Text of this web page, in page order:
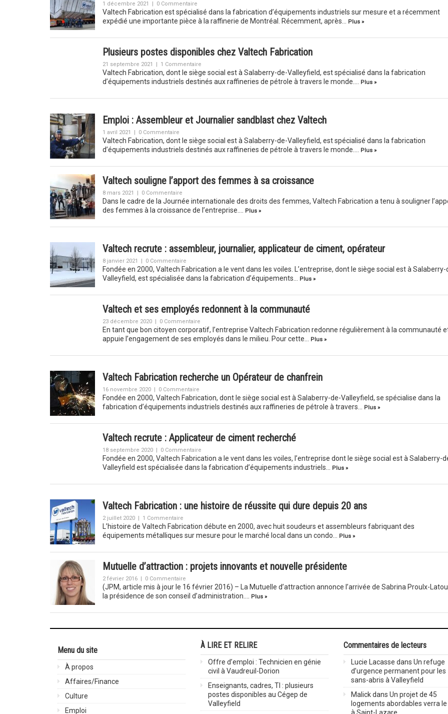
1 décembre 2021 | 0 Commentaire
Valtech Fabrication est spécialisé dans la fabrication d’équipements industriels sur mesure et a récemment
expédié une importante pièce à la raffinerie de Montréal. Récemment, après…
Plus »
Plusieurs postes disponibles chez Valtech Fabrication
21 septembre 2021 | 1 Commentaire
Valtech Fabrication, dont le siège social est à Salaberry-de-Valleyfield, est spécialisé dans la fabrication
d’équipements industriels destinés aux raffineries de pétrole à travers le monde….
Plus »
Emploi : Assembleur et Journalier sandblast chez Valtech
1 avril 2021 | 0 Commentaire
Valtech Fabrication, dont le siège social est à Salaberry-de-Valleyfield, est spécialisé dans la fabrication
d’équipements industriels destinés aux raffineries de pétrole à travers le monde….
Plus »
Valtech souligne l’apport des femmes à sa croissance
8 mars 2021 | 0 Commentaire
Dans le cadre de la Journée internationale des droits des femmes, Valtech Fabrication a tenu à souligner
des femmes à la croissance de l’entreprise….
Plus »
Valtech recrute : assembleur, journalier, applicateur de ciment, opérateur
8 janvier 2021 | 0 Commentaire
Fondée en 2000, Valtech Fabrication a le vent dans les voiles. L’entreprise, dont le siège social est à Salaberry-
Valleyfield, est spécialisée dans la fabrication d’équipements…
Plus »
Valtech et ses employés redonnent à la communauté
23 décembre 2020 | 0 Commentaire
En tant que bon citoyen corporatif, l’entreprise Valtech Fabrication redonne régulièrement à la communauté
appuie l’engagement de ses employés dans le milieu. Pour cette…
Plus »
Valtech Fabrication recherche un Opérateur de chanfrein
16 novembre 2020 | 0 Commentaire
Fondée en 2000, Valtech Fabrication, dont le siège social est à Salaberry-de-Valleyfield, se spécialise dans la
fabrication d’équipements industriels destinés aux raffineries de pétrole à travers…
Plus »
Valtech recrute : Applicateur de ciment recherché
18 septembre 2020 | 0 Commentaire
Fondée en 2000, Valtech Fabrication a le vent dans les voiles, l’entreprise dont le siège social est à Salaberry-
Valleyfield est spécialisée dans la fabrication d’équipements industriels…
Plus »
Valtech Fabrication : une histoire de réussite qui dure depuis 20 ans
2 juillet 2020 | 1 Commentaire
L’histoire de Valtech Fabrication débute en 2000, avec huit soudeurs et assembleurs fabriquant des
équipements métalliques sur mesure pour le marché local dans un condo…
Plus »
Mutuelle d’attraction : projets innovants et nouvelle présidente
2 février 2016 | 0 Commentaire
(JPM, article mis à jour le 16 février 2016) – La Mutuelle d’attraction annonce l’arrivée de Sabrina Proulx-
la présidence de son conseil d’administration….
Plus »
Menu du site
À propos
Affaires/Finance
Culture
Emploi
À LIRE ET RELIRE
Offre d’emploi : Technicien en génie
civil à Vaudreuil-Dorion
Enseignants, cadres, TI : plusieurs
postes disponibles au Cégep de
Valleyfield
Commentaires de lecteurs
Lucie Lacasse dans Un refuge
d’urgence permanent pour les
sans-abris à Valleyfield
Malickdans Un projet de 45
logements abordables verra